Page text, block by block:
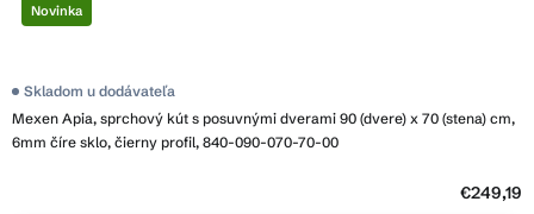
Novinka
Mexen Apia, sprchový kút s posuvnými dverami 90 (dvere) x 70 (stena) cm,
6mm číre sklo, čierny profil, 840-090-070-70-00
Skladom u dodávateľa
€249,19